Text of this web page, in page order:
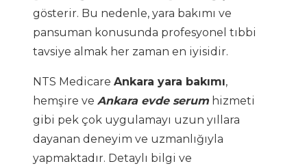
gösterir. Bu nedenle, yara bakımı ve
pansuman konusunda profesyonel tıbbi
tavsiye almak her zaman en iyisidir.
NTS Medicare Ankara yara bakımı,
hemşire ve Ankara evde serum hizmeti
gibi pek çok uygulamayı uzun yıllara
dayanan deneyim ve uzmanlığıyla
yapmaktadır. Detaylı bilgi ve